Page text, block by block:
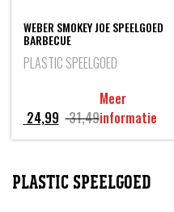
WEBER SMOKEY JOE SPEELGOED
BARBECUE
PLASTIC SPEELGOED
31,49Oorspronkelijke
prijs
31,49.
24,99
Huidige
prijs
24,99.
Meer
informatie
PLASTIC SPEELGOED